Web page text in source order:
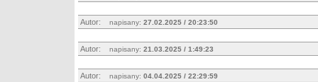
Autor: napisany: 27.02.2025 / 20:23:50
Autor: napisany: 21.03.2025 / 1:49:23
Autor: napisany: 04.04.2025 / 22:29:59